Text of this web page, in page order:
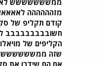
ממששששששש
מזהההההה
קודם תקליפ של
חשובבבבבבבבב
הקליפים של
שזה
אם הם שידרו את